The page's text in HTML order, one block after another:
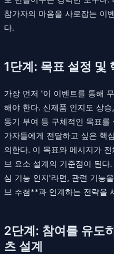
참가자의 마음을 사로잡는 이
다.
1단계: 목표 설정 및
가장 먼저 '이 이벤트를 통해
해야 한다. 신제품 인지도 상
동기 부여 등 구체적인 목표
가자들에게 전달하고 싶은 핵
의한다. 이 목표와 메시지가
브 요소 설계의 기준점이 된
심 기능 인지'라면, 관련 기능
브 추첨**과 연계하는 전략을
2단계: 참여를 유도
츠 설계